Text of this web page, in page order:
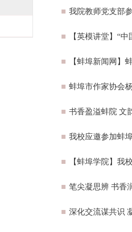
我院教师党支部
【英模讲堂】“
【蚌埠新闻网】
蚌埠市作家协会
书香盈溢蚌院 文
我校应邀参加蚌
【蚌埠学院】我
笔尖凝思辨 书香
深化交流谋共识